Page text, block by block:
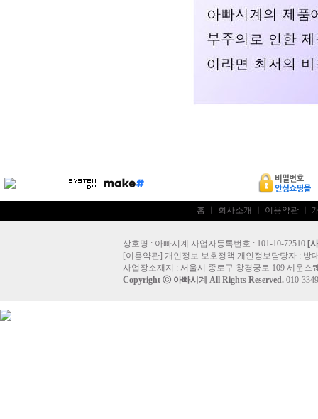
홈 회사소개 이용약관
상호명 : 아빠시계 사업자등록번호 : 101-10-72510 [
[이용약관] 개인정보 보호정책 개인정보담당자 : 방
사업장소재지 : 서울시 종로구 창경궁로 109 세운스
Copyright ⓒ 아빠시계 All Rights Reserved. 010-